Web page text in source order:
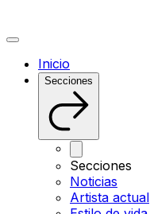
Inicio
Secciones
Secciones
Noticias
Artista actual